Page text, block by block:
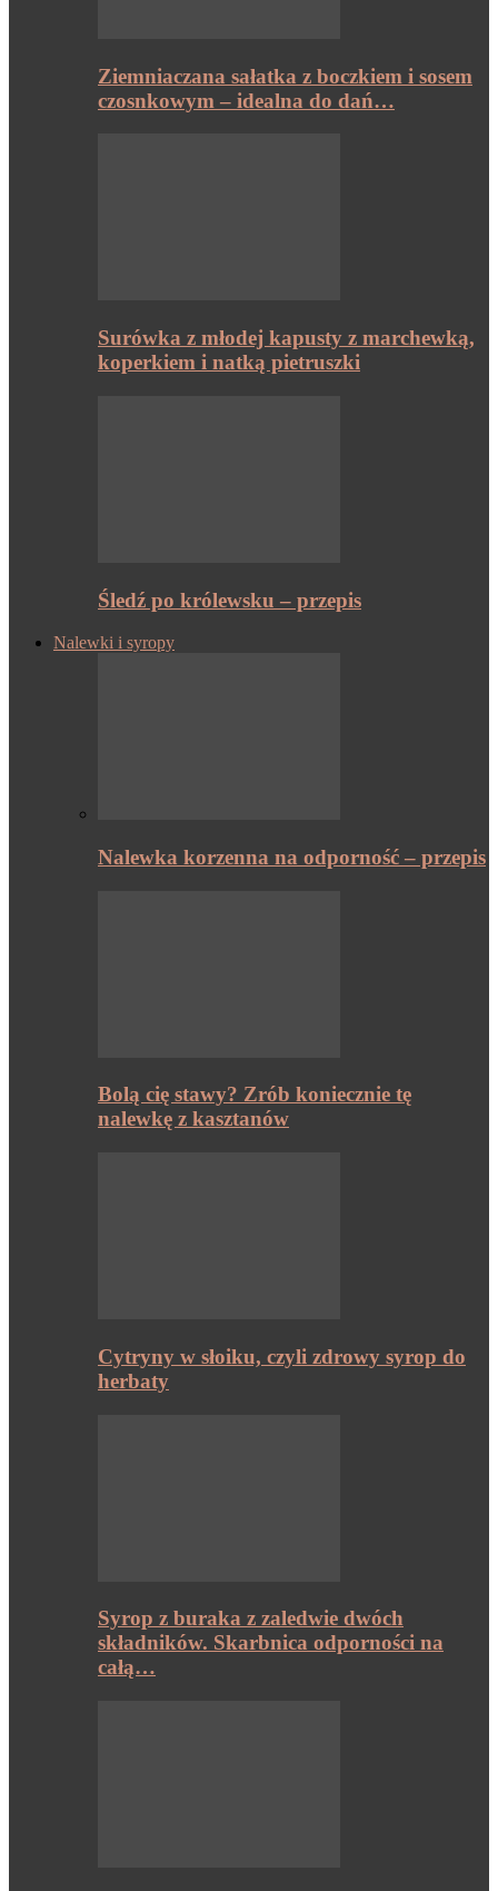
Ziemniaczana sałatka z boczkiem i sosem
czosnkowym – idealna do dań…
Surówka z młodej kapusty z marchewką,
koperkiem i natką pietruszki
Śledź po królewsku – przepis
Nalewki i syropy
Nalewka korzenna na odporność – przepis
Bolą cię stawy? Zrób koniecznie tę
nalewkę z kasztanów
Cytryny w słoiku, czyli zdrowy syrop do
herbaty
Syrop z buraka z zaledwie dwóch
składników. Skarbnica odporności na
całą…